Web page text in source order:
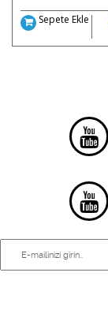
Sepete Ekle